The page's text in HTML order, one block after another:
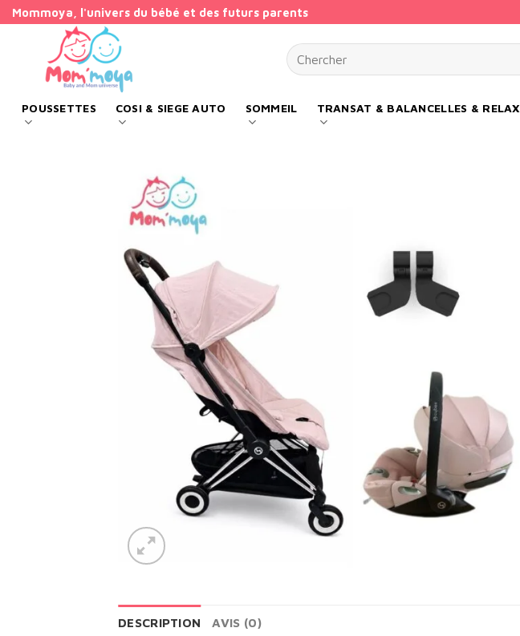
Passer
contenu
Mommoya, l'univers du bébé et des futurs parents
Recherche pour :
POUSSETTES COSI & SIEGE AUTO SOMMEIL TRANSAT & BALANCELLES & RELAX
DESCRIPTION AVIS (0)